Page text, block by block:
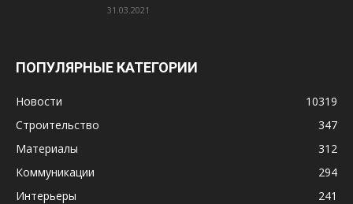
31.03.2021
ПОПУЛЯРНЫЕ КАТЕГОРИИ
Новости
10319
Строительство
347
Материалы
312
Коммуникации
294
Интерьеры
241